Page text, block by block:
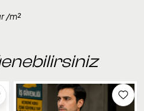
/m²